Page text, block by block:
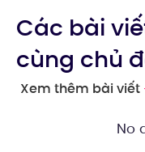
Các bài
cùng chủ
Xem thêm bài viết
No